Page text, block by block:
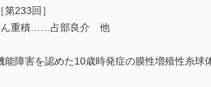
233回］
ん重積……占部良介 他
能障害を認めた10歳時発症の膜性増殖性